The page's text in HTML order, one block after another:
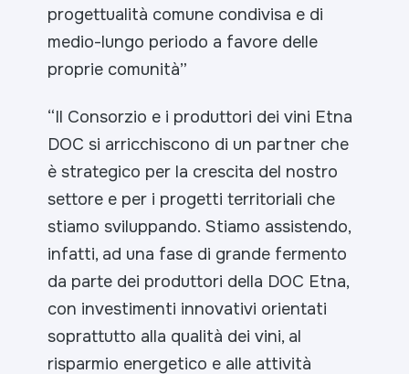
progettualità comune condivisa e di
medio-lungo periodo a favore delle
proprie comunità”
“Il Consorzio e i produttori dei vini Etna
DOC si arricchiscono di un partner che
è strategico per la crescita del nostro
settore e per i progetti territoriali che
stiamo sviluppando. Stiamo assistendo,
infatti, ad una fase di grande fermento
da parte dei produttori della DOC Etna,
con investimenti innovativi orientati
soprattutto alla qualità dei vini, al
risparmio energetico e alle attività